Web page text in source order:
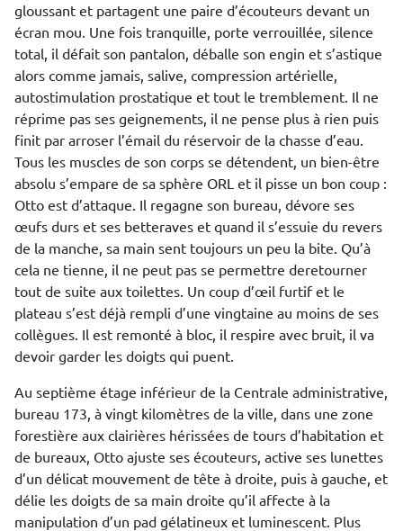
gloussant et partagent une paire d’écouteurs devant un
écran mou. Une fois tranquille, porte verrouillée, silence
total, il défait son pantalon, déballe son engin et s’astique
alors comme jamais, salive, compression artérielle,
autostimulation prostatique et tout le tremblement. Il ne
réprime pas ses geignements, il ne pense plus à rien puis
finit par arroser l’émail du réservoir de la chasse d’eau.
Tous les muscles de son corps se détendent, un bien-être
absolu s’empare de sa sphère ORL et il pisse un bon coup :
Otto est d’attaque. Il regagne son bureau, dévore ses
œufs durs et ses betteraves et quand il s’essuie du revers
de la manche, sa main sent toujours un peu la bite. Qu’à
cela ne tienne, il ne peut pas se permettre deretourner
tout de suite aux toilettes. Un coup d’œil furtif et le
plateau s’est déjà rempli d’une vingtaine au moins de ses
collègues. Il est remonté à bloc, il respire avec bruit, il va
devoir garder les doigts qui puent.
Au septième étage inférieur de la Centrale administrative,
bureau 173, à vingt kilomètres de la ville, dans une zone
forestière aux clairières hérissées de tours d’habitation et
de bureaux, Otto ajuste ses écouteurs, active ses lunettes
d’un délicat mouvement de tête à droite, puis à gauche, et
délie les doigts de sa main droite qu’il affecte à la
manipulation d’un pad gélatineux et luminescent. Plus